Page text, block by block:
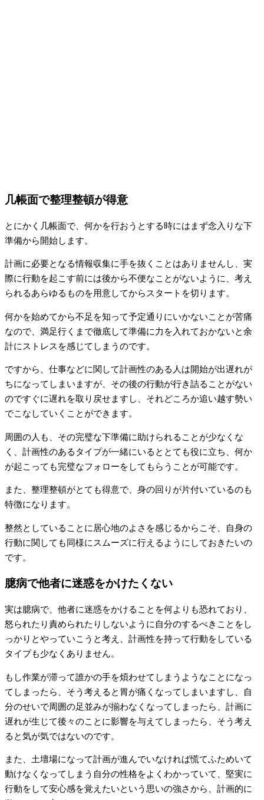
几帳面で整理整頓が得意
とにかく几帳面で、何かを行おうとする時にはまず念入りな下
準備から開始します。
計画に必要となる情報収集に手を抜くことはありませんし、実
際に行動を起こす前には後から不便なことがないように、考え
られるあらゆるものを用意してからスタートを切ります。
何かを始めてから不足を知って予定通りにいかないことが苦痛
なので、満足行くまで徹底して準備に力を入れておかないと余
計にストレスを感じてしまうのです。
ですから、仕事などに関して計画性のある人は開始が出遅れが
ちになってしまいますが、その後の行動が行き詰ることがない
のですぐに遅れを取り戻せますし、それどころか追い越す勢い
でこなしていくことができます。
周囲の人も、その完璧な下準備に助けられることが少なくな
く、計画性のあるタイプが一緒にいるととても役に立ち、何か
が起こっても完璧なフォローをしてもらうことが可能です。
また、整理整頓がとても得意で、身の回りが片付いているのも
特徴になります。
整然としていることに居心地のよさを感じるからこそ、自身の
行動に関しても同様にスムーズに行えるようにしておきたいの
です。
臆病で他者に迷惑をかけたくない
実は臆病で、他者に迷惑をかけることを何よりも恐れており、
怒られたり責められたりしないように自分のするべきことをし
っかりとやっていこうと考え、計画性を持って行動をしている
タイプも少なくありません。
もし作業が滞って誰かの手を煩わせてしまうようなことになっ
てしまったら、そう考えると胃が痛くなってしまいますし、自
分のせいで周囲の足並みが揃わなくなってしまったら、計画に
遅れが生じて後々のことに影響を与えてしまったら、そう考え
ると気が気ではないのです。
また、土壇場になって計画が進んでいなければ慌てふためいて
動けなくなってしまう自分の性格をよくわかっていて、堅実に
行動をして安心感を覚えたいという思いの強さから、計画的に